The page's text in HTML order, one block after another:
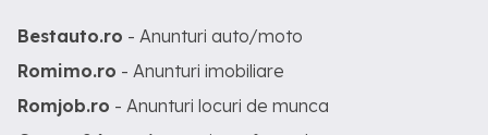
Bestauto.ro - Anunturi auto/moto
Romimo.ro - Anunturi imobiliare
Romjob.ro - Anunturi locuri de munca